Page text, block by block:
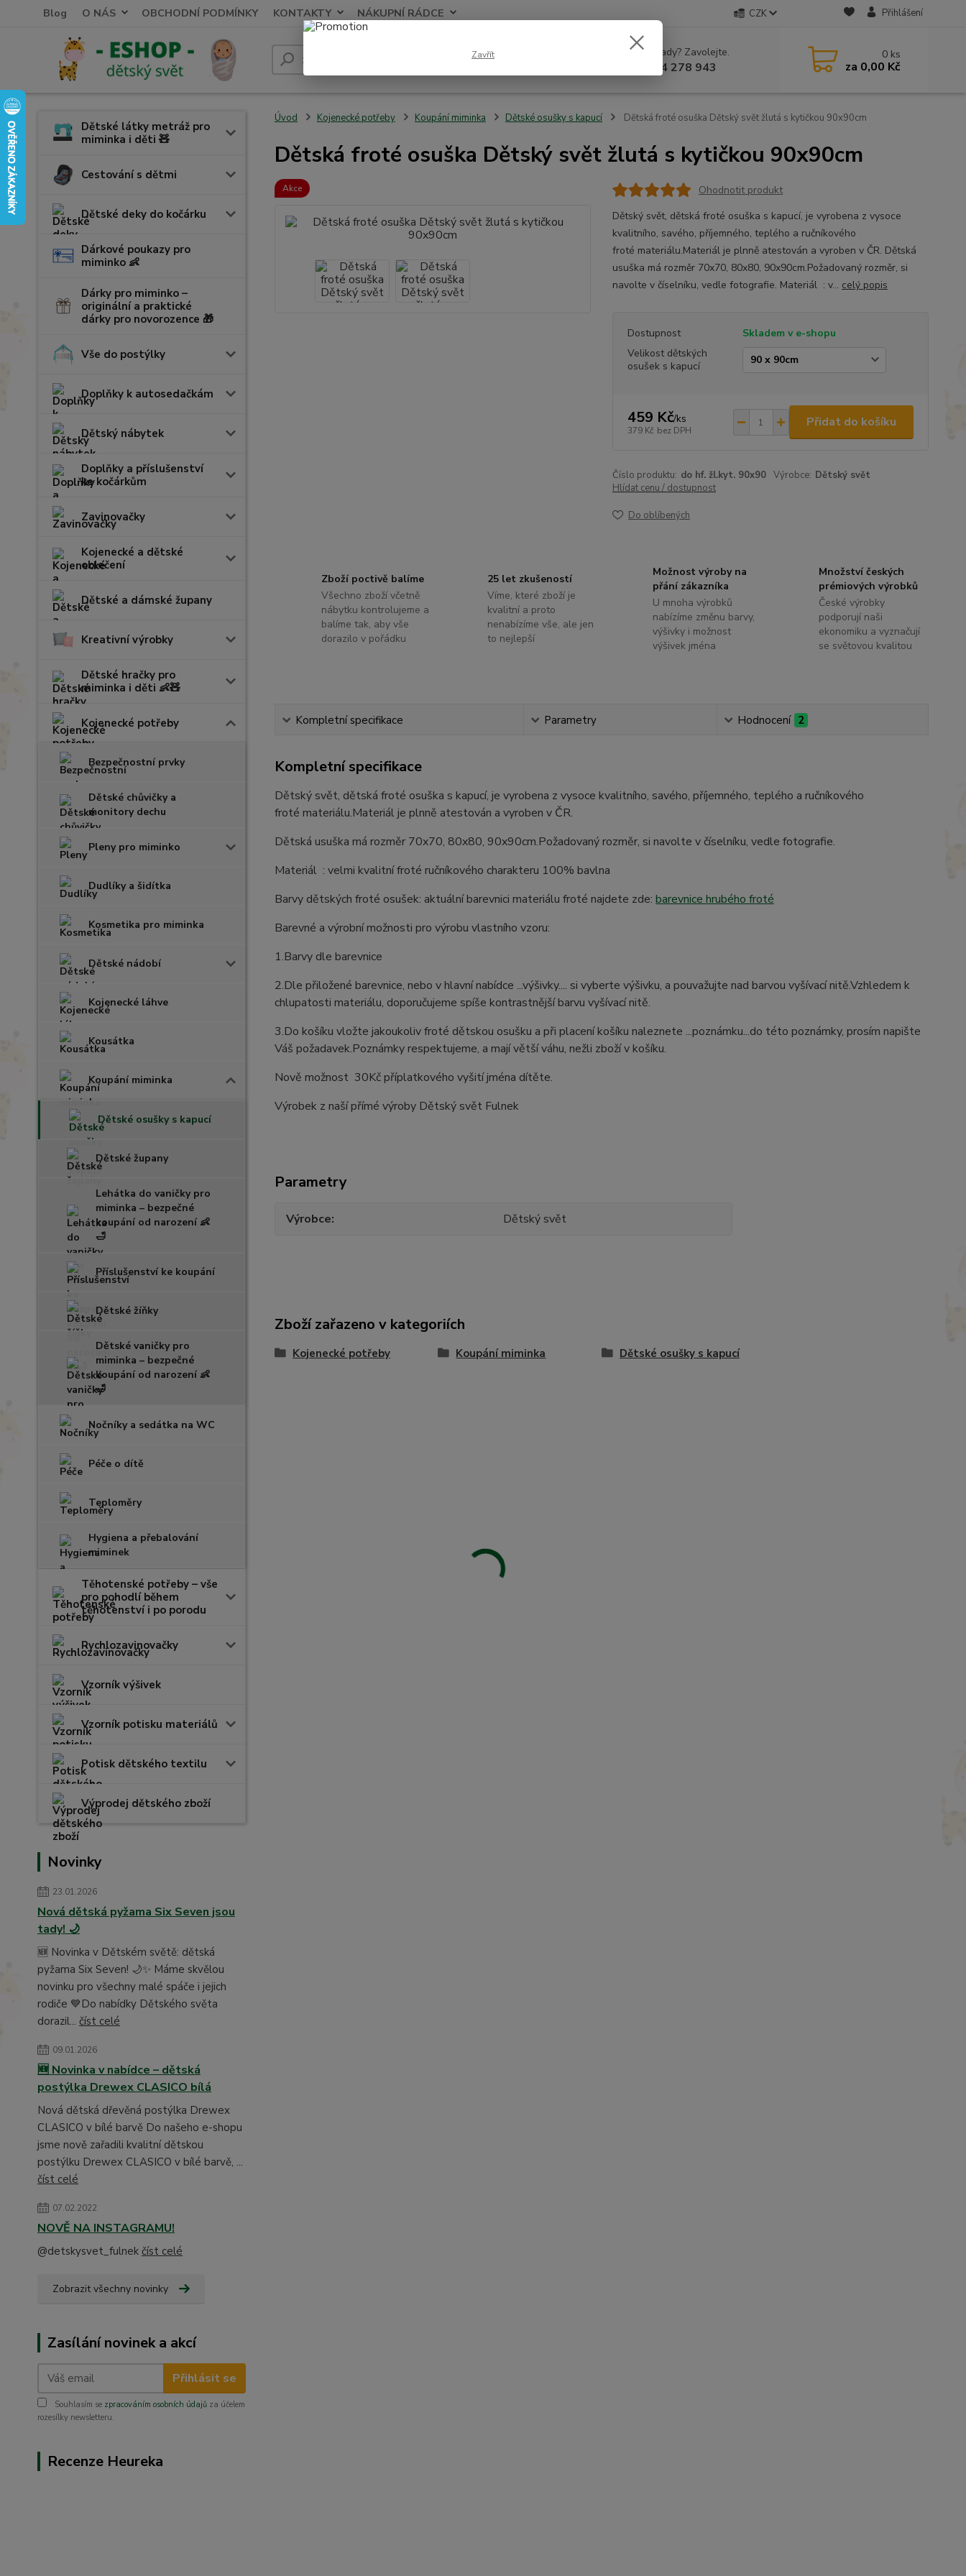
Blog O NÁS OBCHODNÍ PODMÍNKY KONTAKTY NÁKUPNÍ RÁDCE CZK Přihlášení
Hledat Nevíte si rady? Zavolejte.
+420 604 278 943
0 ks
za 0,00 Kč
Dětské látky metráž pro
miminka i děti 🧸
Cestování s dětmi
Dětské deky do kočárku
Dárkové poukazy pro
miminko 👶
Dárky pro miminko –
originální a praktické
dárky pro novorozence 🎁
Vše do postýlky
Doplňky k autosedačkám
Dětský nábytek
Doplňky a příslušenství
ke kočárkům
Zavinovačky
Kojenecké a dětské
oblečení
Dětské a dámské župany
Kreativní výrobky
Dětské hračky pro
miminka i děti 👶🧸
Kojenecké potřeby
Bezpečnostní prvky
Dětské chůvičky a
monitory dechu
Pleny pro miminko
Dudlíky a šidítka
Kosmetika pro miminka
Dětské nádobí
Kojenecké láhve
Kousátka
Koupání miminka
Dětské osušky s kapucí
Dětské župany
Lehátka do vaničky pro
miminka – bezpečné
koupání od narození 👶
🛁
Příslušenství ke koupání
Dětské žíňky
Dětské vaničky pro
miminka – bezpečné
koupání od narození 👶
🛁
Nočníky a sedátka na WC
Péče o dítě
Teploměry
Hygiena a přebalování
miminek
Těhotenské potřeby – vše
pro pohodlí během
těhotenství i po porodu
Rychlozavinovačky
Vzorník výšivek
Vzorník potisku materiálů
Potisk dětského textilu
Výprodej dětského zboží
Novinky
23.01.2026
Nová dětská pyžama Six Seven jsou
tady! 🌙
🆕 Novinka v Dětském světě: dětská
pyžama Six Seven! 🌙✨ Máme skvělou
novinku pro všechny malé spáče i jejich
rodiče 💙Do nabídky Dětského světa
dorazil... číst celé
09.01.2026
🆕 Novinka v nabídce – dětská
postýlka Drewex CLASICO bílá
Nová dětská dřevěná postýlka Drewex
CLASICO v bílé barvě Do našeho e-shopu
jsme nově zařadili kvalitní dětskou
postýlku Drewex CLASICO v bílé barvě, ...
číst celé
07.02.2022
NOVĚ NA INSTAGRAMU!
@detskysvet_fulnek číst celé
Zobrazit všechny novinky
Zasílání novinek a akcí
Přihlásit se
Souhlasím se zpracováním osobních údajů za účelem
rozesílky newsletteru.
Recenze Heureka
Úvod Kojenecké potřeby Koupání miminka Dětské osušky s kapucí Dětská froté osuška Dětský svět žlutá s kytičkou 90x90cm
Dětská froté osuška Dětský svět žlutá s kytičkou 90x90cm
Akce
Ohodnotit produkt
Dětský svět, dětská froté osuška s kapucí, je vyrobena z vysoce
kvalitního, savého, příjemného, teplého a ručníkového
froté materiálu.Materiál je plnně atestován a vyroben v ČR. Dětská
usuška má rozměr 70x70, 80x80, 90x90cm.Požadovaný rozměr, si
navolte v číselníku, vedle fotografie. Materiál : v... celý popis
Dostupnost
Skladem v e-shopu
Velikost dětských
osušek s kapucí
459 Kč/ks
379 Kč bez DPH
Přidat do košíku
Číslo produktu: do hf. žl.kyt. 90x90 Výrobce: Dětský svět
Hlídat cenu / dostupnost
Do oblíbených
Zboží poctivě balíme
Všechno zboží včetně
nábytku kontrolujeme a
balíme tak, aby vše
dorazilo v pořádku
25 let zkušeností
Víme, které zboží je
kvalitní a proto
nenabízíme vše, ale jen
to nejlepší
Možnost výroby na
přání zákazníka
U mnoha výrobků
nabízíme změnu barvy,
výšivky i možnost
výšivek jména
Množství českých
prémiových výrobků
České výrobky
podporují naši
ekonomiku a vyznačují
se světovou kvalitou
Kompletní specifikace Parametry Hodnocení 2
Kompletní specifikace
Dětský svět, dětská froté osuška s kapucí, je vyrobena z vysoce kvalitního, savého, příjemného, teplého a ručníkového
froté materiálu.Materiál je plnně atestován a vyroben v ČR.
Dětská usuška má rozměr 70x70, 80x80, 90x90cm.Požadovaný rozměr, si navolte v číselníku, vedle fotografie.
Materiál : velmi kvalitní froté ručníkového charakteru 100% bavlna
Barvy dětských froté osušek: aktuální barevnici materiálu froté najdete zde: barevnice hrubého froté
Barevné a výrobní možnosti pro výrobu vlastního vzoru:
1.Barvy dle barevnice
2.Dle přiložené barevnice, nebo v hlavní nabídce ...výšivky.... si vyberte výšivku, a pouvažujte nad barvou vyšívací nitě.Vzhledem k
chlupatosti materiálu, doporučujeme spíše kontrastnější barvu vyšívací nitě.
3.Do košíku vložte jakoukoliv froté dětskou osušku a při placení košíku naleznete ...poznámku...do této poznámky, prosím napište
Váš požadavek.Poznámky respektujeme, a mají větší váhu, nežli zboží v košíku.
Nově možnost 30Kč příplatkového vyšití jména dítěte.
Výrobek z naší přímé výroby Dětský svět Fulnek
Parametry
Výrobce Dětský svět
Zboží zařazeno v kategoriích
Kojenecké potřeby Koupání miminka Dětské osušky s kapucí
Zavřít